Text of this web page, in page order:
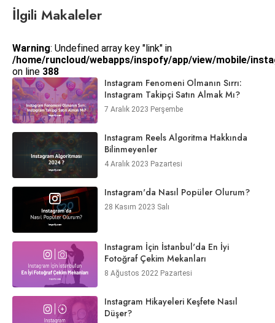
İlgili Makaleler
Warning: Undefined array key "link" in
/home/runcloud/webapps/inspofy/app/view/mobile/
on line 388
Instagram Fenomeni Olmanın Sırrı:
Instagram Takipçi Satın Almak Mı?
7 Aralık 2023 Perşembe
Instagram Reels Algoritma Hakkında
Bilinmeyenler
4 Aralık 2023 Pazartesi
Instagram'da Nasıl Popüler Olurum?
28 Kasım 2023 Salı
Instagram İçin İstanbul'da En İyi
Fotoğraf Çekim Mekanları
8 Ağustos 2022 Pazartesi
Instagram Hikayeleri Keşfete Nasıl
Düşer?